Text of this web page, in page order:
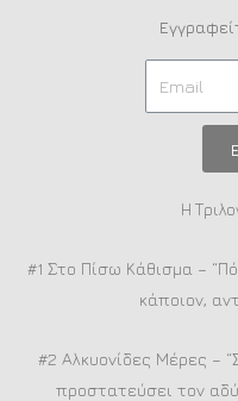
Η
#1 Στο Πίσω Κάθισμα –
κάποιον,
#2 Αλκυονίδες Μέρες –
προστατεύσει τον